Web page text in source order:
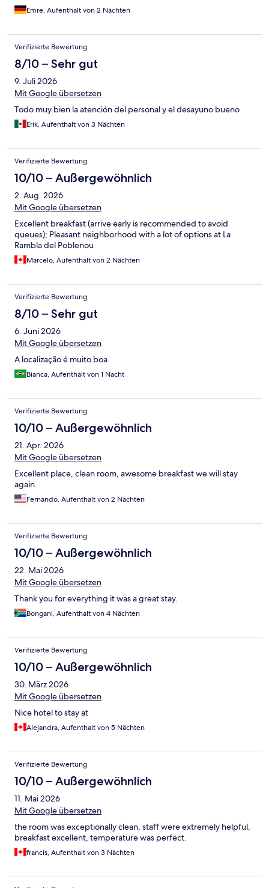
Problem. Die Lage ist gut, man kann zu Fuß zum Strand, in die
Stadt ist es mjt der Metro ebenfalls ein Katzensprung. In der
Restaurants, kleine Spielplätze usw.
Emre, Aufenthalt von 2 Nächten
Verifizierte Bewertung
8/10 – Sehr gut
9. Juli 2026
Mit Google übersetzen
Todo muy bien la atención del personal y el desayuno bueno
Erik, Aufenthalt von 3 Nächten
Verifizierte Bewertung
10/10 – Außergewöhnlich
2. Aug. 2026
Mit Google übersetzen
Excellent breakfast (arrive early is recommended to avoid
queues); Pleasant neighborhood with a lot of options at La
Rambla del Poblenou
Marcelo, Aufenthalt von 2 Nächten
Verifizierte Bewertung
8/10 – Sehr gut
6. Juni 2026
Mit Google übersetzen
A localização é muito boa
Bianca, Aufenthalt von 1 Nacht
Verifizierte Bewertung
10/10 – Außergewöhnlich
21. Apr. 2026
Mit Google übersetzen
Excellent place, clean room, awesome breakfast we will stay
again.
Fernando, Aufenthalt von 2 Nächten
Verifizierte Bewertung
10/10 – Außergewöhnlich
22. Mai 2026
Mit Google übersetzen
Thank you for everything it was a great stay.
Bongani, Aufenthalt von 4 Nächten
Verifizierte Bewertung
10/10 – Außergewöhnlich
30. März 2026
Mit Google übersetzen
Nice hotel to stay at
Alejandra, Aufenthalt von 5 Nächten
Verifizierte Bewertung
10/10 – Außergewöhnlich
11. Mai 2026
Mit Google übersetzen
the room was exceptionally clean, staff were extremely helpful,
breakfast excellent, temperature was perfect.
francis, Aufenthalt von 3 Nächten